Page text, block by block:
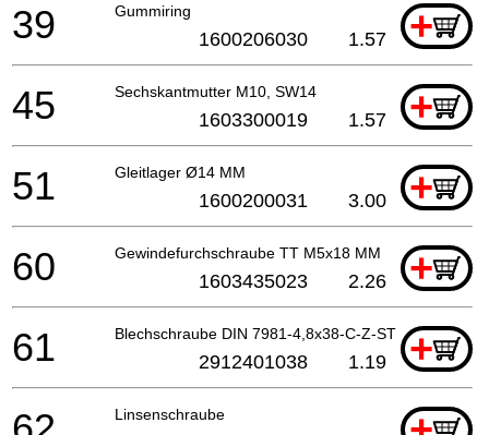
Gummiring +
39 1600206030 1.57
Sechskantmutter M10, SW14 +
45 1603300019 1.57
Gleitlager Ø14 MM +
51 1600200031 3.00
Gewindefurchschraube TT M5x18 MM +
60 1603435023 2.26
Blechschraube DIN 7981-4,8x38-C-Z-ST +
61 2912401038 1.19
Linsenschraube